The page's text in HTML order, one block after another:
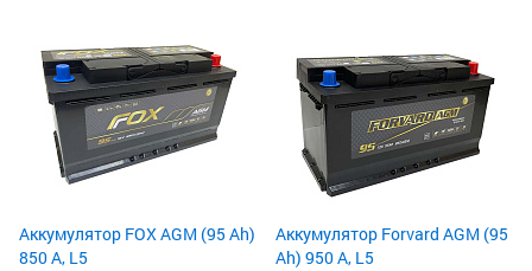
Аккумулятор FOX AGM (95 Ah)
850 А, L5
Аккумулятор Forvard AGM (95
Ah) 950 А, L5